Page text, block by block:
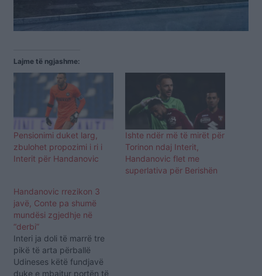
Lajme të ngjashme:
Pensionimi duket larg,
zbulohet propozimi i ri i
Interit për Handanovic
Ishte ndër më të mirët për
Torinon ndaj Interit,
Handanovic flet me
superlativa për Berishën
Handanovic rrezikon 3
javë, Conte pa shumë
mundësi zgjedhje në
“derbi”
Interi ja doli të marrë tre
pikë të arta përballë
Udineses këtë fundjavë
duke e mbajtur portën të